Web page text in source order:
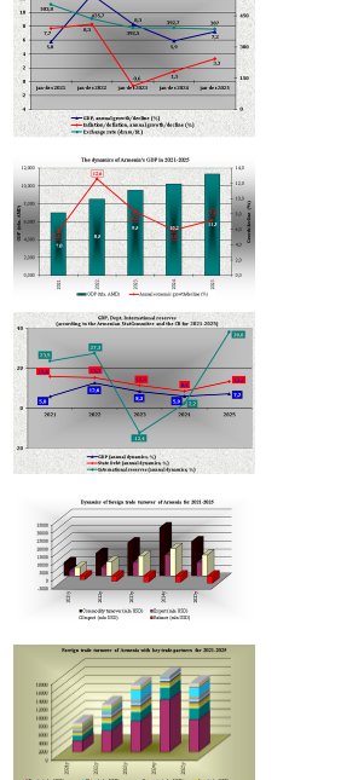
էլեկտրամոբիլների անմաքս ներմուծման
Տաթև Ասլանյանը նշանակվել է
արդյունաբերության նախարարի
Հայաստանի հյուրանոցները
չափորոշիչներով
Հայաստանում բարելավվել են հարկային
ցուցանիշները
Էկոնոմիկայի նախարարությունում
իրագործման մեխանիզմների